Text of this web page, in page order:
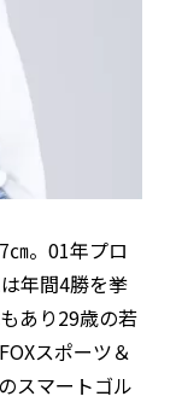
㎝。01年プロ
年間4勝を挙
あり29歳の若
スポーツ＆
スマートゴル